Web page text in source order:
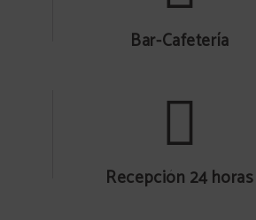
Bar-Cafetería
Recepción 24 horas